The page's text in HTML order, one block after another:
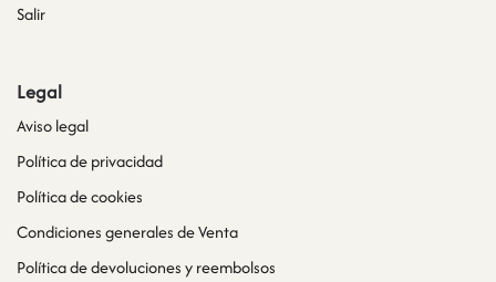
Salir
Legal
Aviso legal
Política de privacidad
Política de cookies
Condiciones generales de Venta
Política de devoluciones y reembolsos